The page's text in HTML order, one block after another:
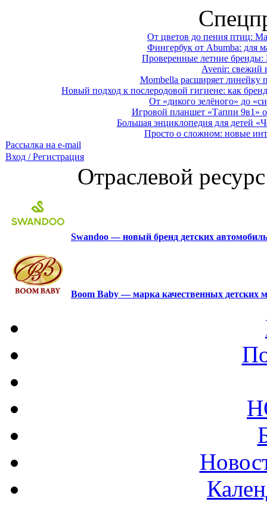
От цветов до пения птиц:
Фингербук от Abumba: для
Проверенные летние
Avenir: свежий
Mombella расширяет линейку
Новый подход к послеродовой гигиене: как
От «дикого зелёного» до
Игровой планшет «Таппи 9в1»
Большая энциклопедия для детей
Просто о сложном: новые
Рассылка на e-mail
Вход / Регистрация
Отраслевой
Swandoo — новый бренд детских
Boom Baby — марка качественных детских